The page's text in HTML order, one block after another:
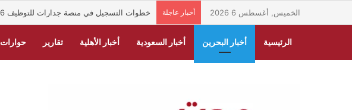
الخميس, أغسطس 6 2026 أخبار عاجلة خطوات التسجيل في منصة جدارات للتوظيف 2026
الرئيسية أخبار البحرين أخبار السعودية أخبار الأهلية تقارير حوارات